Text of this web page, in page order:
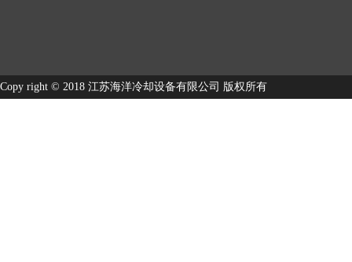
Copy right © 2018 江苏海洋冷却设备有限公司 版权所有